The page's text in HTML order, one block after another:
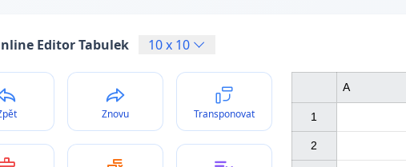
Editor Tabulek 10x 10
Znovu Transponovat 1
2
A